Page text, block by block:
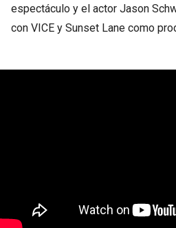
espectáculo y el actor Jason
con VICE y Sunset Lane como